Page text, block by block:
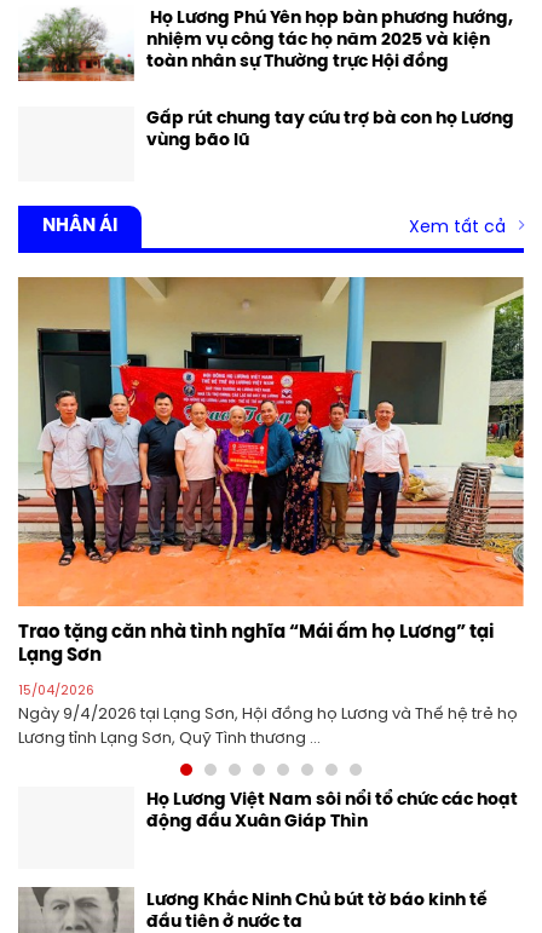
Họ Lương Phú Yên họp bàn phương hướng,
nhiệm vụ công tác họ năm 2025 và kiện
toàn nhân sự Thường trực Hội đồng
Gấp rút chung tay cứu trợ bà con họ Lương
vùng bão lũ
NHÂN ÁI Xem tất cả
Trao tặng căn nhà tình nghĩa “Mái ấm họ Lương” tại
Lạng Sơn
15/04/2026
Ngày 9/4/2026 tại Lạng Sơn, Hội đồng họ Lương và Thế hệ trẻ họ
Lương tỉnh Lạng Sơn, Quỹ Tình thương ...
Họ Lương Việt Nam sôi nổi tổ chức các hoạt
động đầu Xuân Giáp Thìn
Lương Khắc Ninh Chủ bút tờ báo kinh tế
đầu tiên ở nước ta